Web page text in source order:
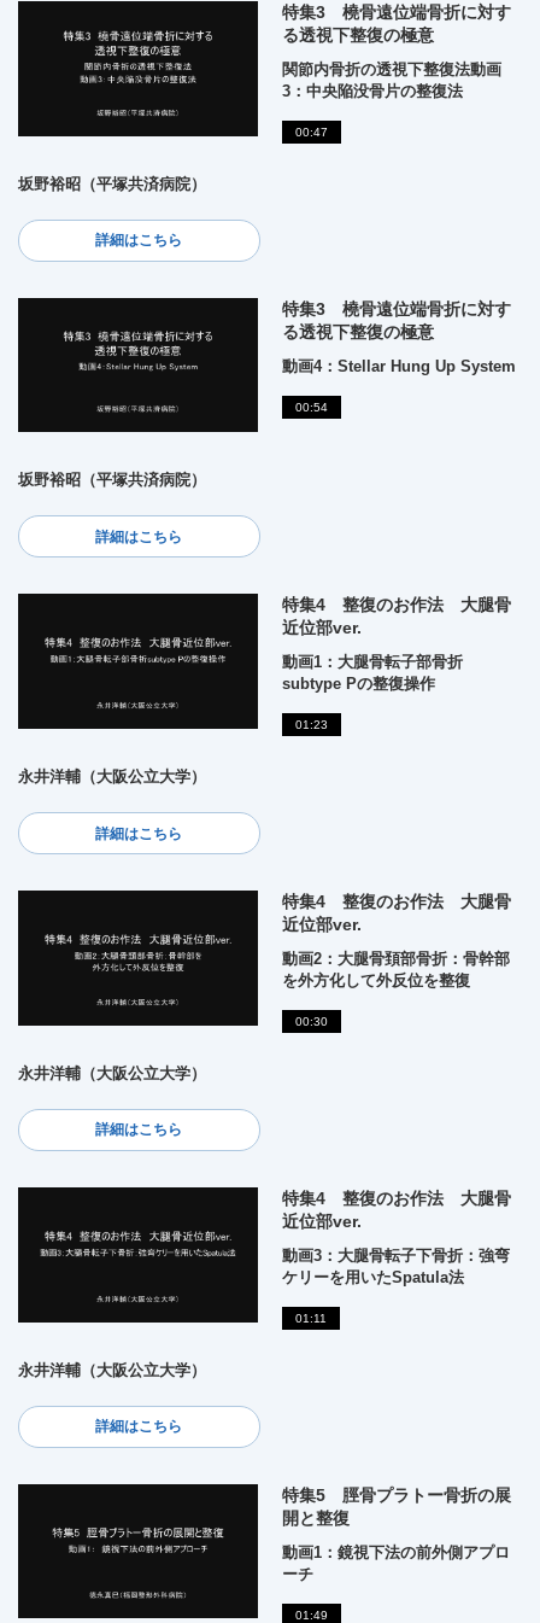
特集3 橈骨遠位端骨折に対す
る透視下整復の極意
関節内骨折の透視下整復法動画
3：中央陥没骨片の整復法
00:47
坂野裕昭（平塚共済病院）
詳細はこちら
特集3 橈骨遠位端骨折に対す
る透視下整復の極意
動画4：Stellar Hung Up System
00:54
坂野裕昭（平塚共済病院）
詳細はこちら
特集4 整復のお作法 大腿骨
近位部ver.
動画1：大腿骨転子部骨折
subtype Pの整復操作
01:23
永井洋輔（大阪公立大学）
詳細はこちら
特集4 整復のお作法 大腿骨
近位部ver.
動画2：大腿骨頚部骨折：骨幹部
を外方化して外反位を整復
00:30
永井洋輔（大阪公立大学）
詳細はこちら
特集4 整復のお作法 大腿骨
近位部ver.
動画3：大腿骨転子下骨折：強弯
ケリーを用いたSpatula法
01:11
永井洋輔（大阪公立大学）
詳細はこちら
特集5 脛骨プラトー骨折の展
開と整復
動画1：鏡視下法の前外側アプロ
ーチ
01:49